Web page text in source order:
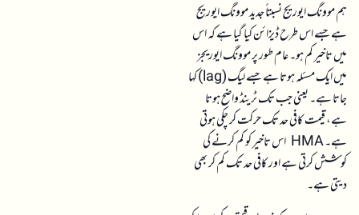
ہم موونگ ایوریج نسبتاً جدید موونگ ایوریج
ہے جسے اس طرح ڈیزائن کیا گیا ہے کہ اس
میں تاخیر کم ہو۔ عام طور پر موونگ ایوریجز
میں ایک مسئلہ ہوتا ہے جسے لیگ (lag) کہا
جاتا ہے۔ یعنی جب تک ٹرینڈ واضح ہوتا
ہے، قیمت کافی حد تک حرکت کر چکی ہوتی
ہے۔ HMA اس تاخیر کو کم کرنے کی
کوشش کرتی ہے اور کافی حد تک کم کر بھی
دیتی ہے۔